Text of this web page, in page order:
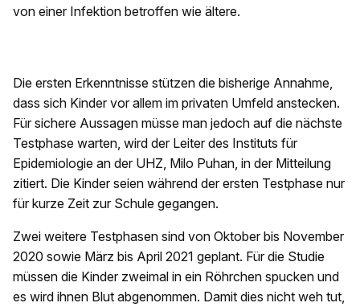
von einer Infektion betroffen wie ältere.
Die ersten Erkenntnisse stützen die bisherige Annahme,
dass sich Kinder vor allem im privaten Umfeld anstecken.
Für sichere Aussagen müsse man jedoch auf die nächste
Testphase warten, wird der Leiter des Instituts für
Epidemiologie an der UHZ, Milo Puhan, in der Mitteilung
zitiert. Die Kinder seien während der ersten Testphase nur
für kurze Zeit zur Schule gegangen.
Zwei weitere Testphasen sind von Oktober bis November
2020 sowie März bis April 2021 geplant. Für die Studie
müssen die Kinder zweimal in ein Röhrchen spucken und
es wird ihnen Blut abgenommen. Damit dies nicht weh tut,